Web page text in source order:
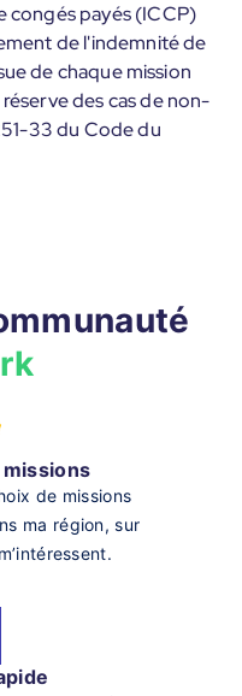
congés payés (ICCP)
de l'indemnité de
de chaque mission
des cas de non-
33 du Code du
de missions
ma région, sur